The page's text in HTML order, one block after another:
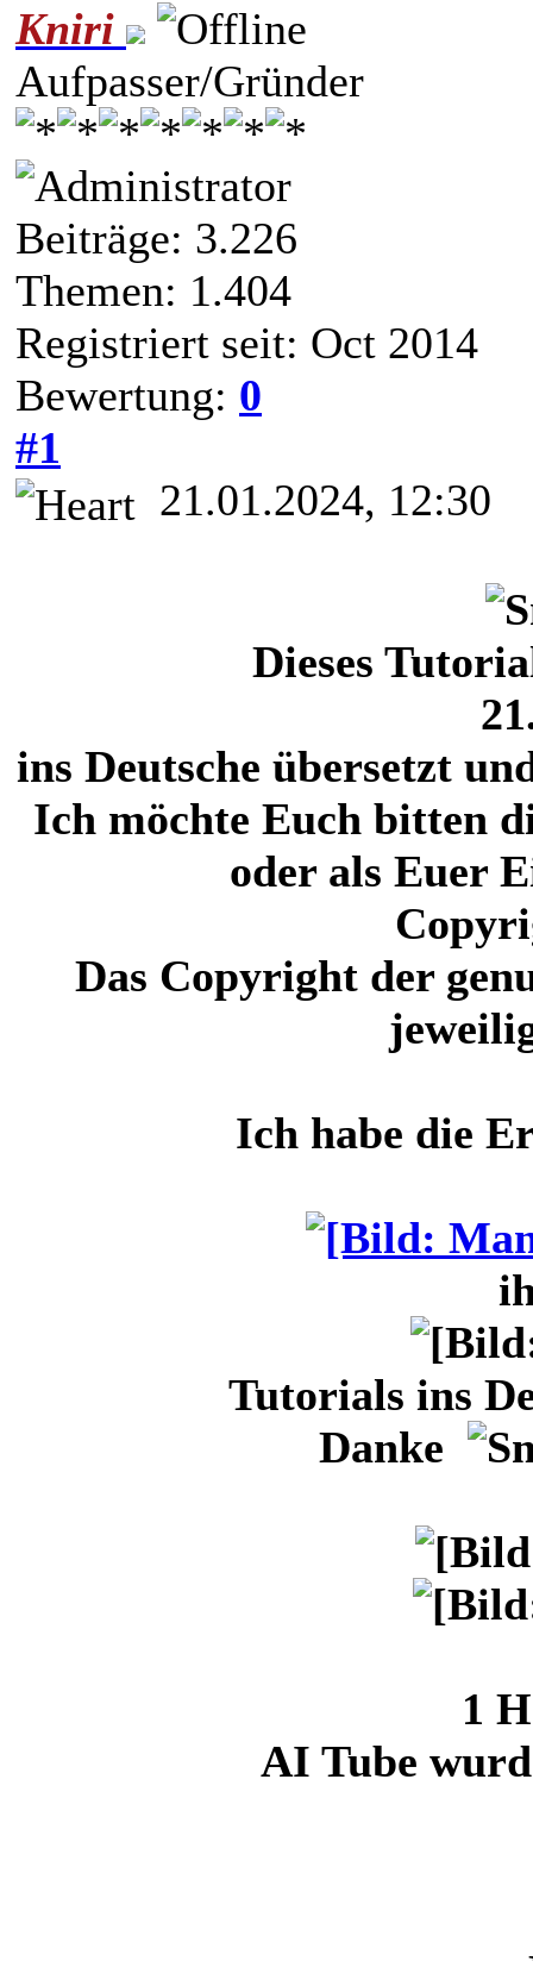
Kniri
Aufpasser/Gründer
Beiträge: 3.226
Themen: 1.404
Registriert seit: Oct 2014
Bewertung: 0
#1
21.01.2024, 12:30
Dieses
ins Deutsche übersetzt
Ich möchte Euch bitten
oder als Euer
Das Copyright der
Ich habe die
Tutorials ins
Danke
1
AI Tube